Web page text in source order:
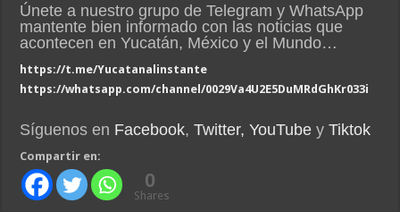
Únete a nuestro grupo de Telegram y WhatsApp
mantente bien informado con las noticias que
acontecen en Yucatán, México y el Mundo…
https://t.me/Yucatanalinstante
https://whatsapp.com/channel/0029Va4U2E5DuMRdGhKr033i
Síguenos en Facebook,Twitter, YouTube yTiktok
Compartir en:
0
Shares